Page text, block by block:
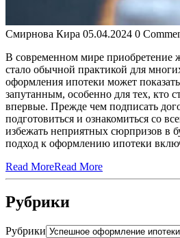
Смирнова Кира 05.04.2024 0
В современном мире приобретение
стало обычной практикой для
оформления ипотеки может
запутанным, особенно для тех, кто
впервые. Прежде чем подписать
подготовиться и ознакомиться со
избежать неприятных сюрпризов в
подход к оформлению ипотеки
Read MoreRead More
Рубрики
Рубрики